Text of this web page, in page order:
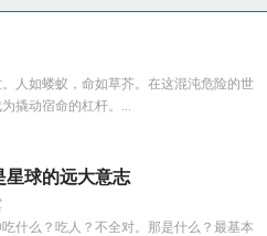
人如蝼蚁，命如草芥。在这混沌危险的世
撬动宿命的杠杆。...
星球的远大意志
什么？吃人？不全对。那是什么？最基本